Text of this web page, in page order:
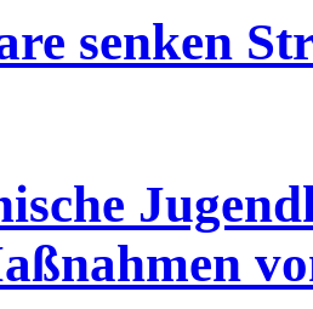
senken